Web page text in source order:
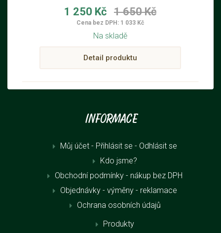
1 250 Kč 1 650 Kč
Cena bez DPH: 1 033 Kč
Na skladě
Detail produktu
Informace
Můj účet - Přihlásit se - Odhlásit se
Kdo jsme?
Obchodní podmínky - nákup bez DPH
Objednávky - výměny - reklamace
Ochrana osobních údajů
Produkty